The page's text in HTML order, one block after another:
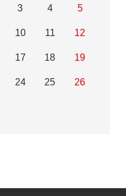
3 4 5
10 11 12
17 18 19
24 25 26